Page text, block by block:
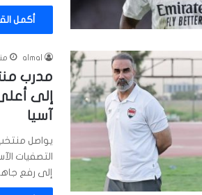
أكمل
almal منذ 4
مدرب
إلى
آسيا
يواصل
التصفيات
إلى رفع